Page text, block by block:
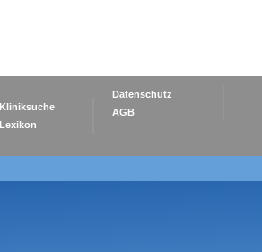
Kliniksuche
Lexikon
Datenschutz
AGB